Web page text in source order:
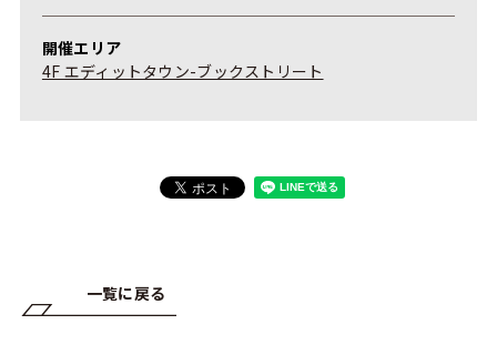
開催エリア
4F エディットタウン-ブックストリート
一覧に戻る